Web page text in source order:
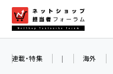
ン
ネッ
連載・特集 | 海外